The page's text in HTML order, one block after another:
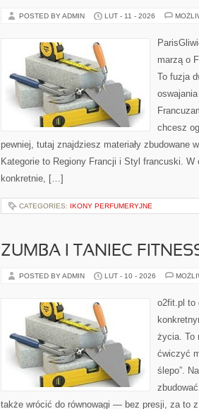
POSTED BY ADMIN LUT - 11 - 2026
marzą o
To fuzja
chcesz
pewniej, tutaj znajdziesz materiały zbudowane
Kategorie to Regiony Francji i Styl francuski.
konkretnie, […]
CATEGORIES: IKONY PERFUMERYJNE
ZUMBA I TANIEC
POSTED BY ADMIN LUT - 10 - 2026
o2fit.pl to
życia. To
ćwiczyć
ślepo”.
także wrócić do równowagi — bez presji, za to